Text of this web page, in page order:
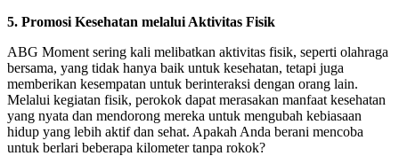
5. Promosi Kesehatan melalui Aktivitas Fisik
ABG Moment sering kali melibatkan aktivitas fisik, seperti olahraga
bersama, yang tidak hanya baik untuk kesehatan, tetapi juga
memberikan kesempatan untuk berinteraksi dengan orang lain.
Melalui kegiatan fisik, perokok dapat merasakan manfaat kesehatan
yang nyata dan mendorong mereka untuk mengubah kebiasaan
hidup yang lebih aktif dan sehat. Apakah Anda berani mencoba
untuk berlari beberapa kilometer tanpa rokok?